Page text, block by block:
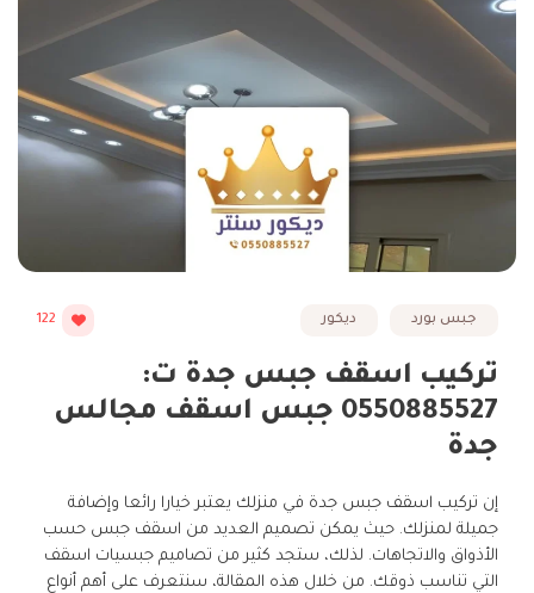
جبس بورد ديكور 122
تركيب اسقف جبس جدة ت:
0550885527 جبس اسقف مجالس
جدة
إن تركيب اسقف جبس جدة في منزلك يعتبر خيارا رائعا وإضافة
جميلة لمنزلك. حيث يمكن تصميم العديد من اسقف جبس حسب
الأذواق والاتجاهات. لذلك، ستجد كثير من تصاميم جبسيات اسقف
التي تناسب ذوقك. من خلال هذه المقالة، سنتعرف على أهم أنواع